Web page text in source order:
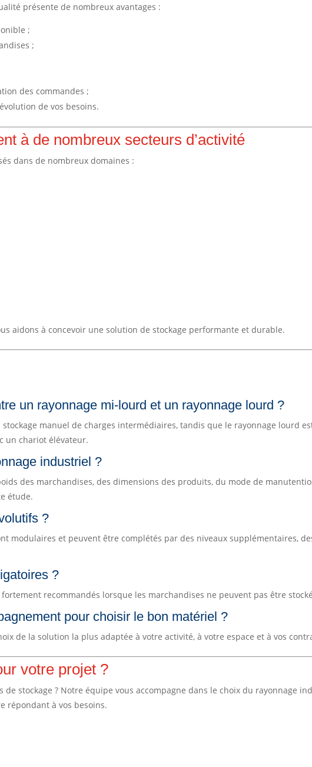
présente de nombreux avantages :
;
;
des commandes ;
de vos besoins.
à de nombreux secteurs d’activité
dans de nombreux domaines :
aidons à concevoir une solution de stockage performante et durable.
un rayonnage mi-lourd et un rayonnage lourd ?
manuel de charges intermédiaires, tandis que le rayonnage lourd
un chariot élévateur.
industriel ?
des marchandises, des dimensions des produits, du mode de
étude.
?
modulaires et peuvent être complétés par des niveaux supplémentaires,
?
recommandés lorsque les marchandises ne peuvent pas être
pour choisir le bon matériel ?
de la solution la plus adaptée à votre activité, à votre espace et à vos
votre projet ?
stockage ? Notre équipe vous accompagne dans le choix du rayonnage
répondant à vos besoins.